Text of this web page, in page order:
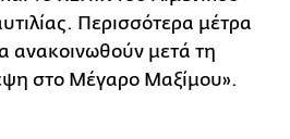
Περισσότερα μέτρα
ανακοινωθούν μετά τη
στο Μέγαρο Μαξίμου».